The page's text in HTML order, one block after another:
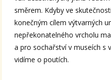
směrem. Kdyby ve
konečným cílem výtvarných
nepřekonatelného vrcholu
a pro sochařství v museích s
vidíme o poutích.